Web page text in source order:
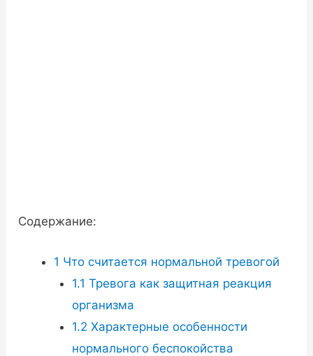
Содержание:
1 Что считается нормальной тревогой
1.1 Тревога как защитная реакция
организма
1.2 Характерные особенности
нормального беспокойства